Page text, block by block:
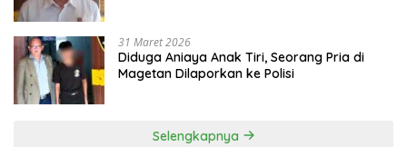
31 Maret 2026
Diduga Aniaya Anak Tiri, Seorang Pria di
Magetan Dilaporkan ke Polisi
Selengkapnya